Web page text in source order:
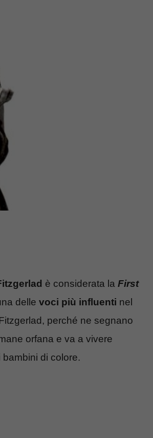
è considerata la First
delle voci più influenti nel
perché ne segnano
orfana e va a vivere
bambini di colore.